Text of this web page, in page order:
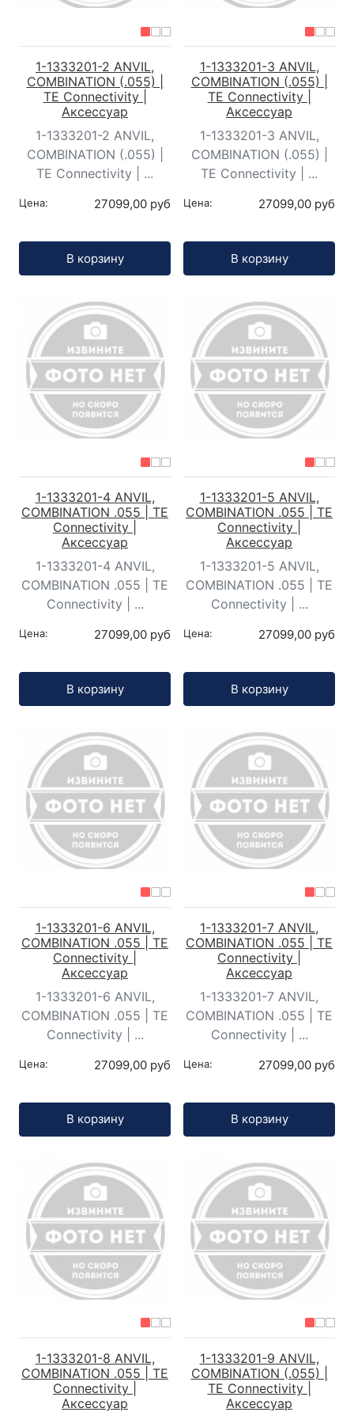
1-1333201-2 ANVIL,
COMBINATION (.055) |
TE Connectivity |
Аксессуар
1-1333201-2 ANVIL,
COMBINATION (.055) |
TE Connectivity | ...
Цена: 27099,00 руб
В корзину
1-1333201-3 ANVIL,
COMBINATION (.055) |
TE Connectivity |
Аксессуар
1-1333201-3 ANVIL,
COMBINATION (.055) |
TE Connectivity | ...
Цена: 27099,00 руб
В корзину
1-1333201-4 ANVIL,
COMBINATION .055 | TE
Connectivity |
Аксессуар
1-1333201-4 ANVIL,
COMBINATION .055 | TE
Connectivity | ...
Цена: 27099,00 руб
В корзину
1-1333201-5 ANVIL,
COMBINATION .055 | TE
Connectivity |
Аксессуар
1-1333201-5 ANVIL,
COMBINATION .055 | TE
Connectivity | ...
Цена: 27099,00 руб
В корзину
1-1333201-6 ANVIL,
COMBINATION .055 | TE
Connectivity |
Аксессуар
1-1333201-6 ANVIL,
COMBINATION .055 | TE
Connectivity | ...
Цена: 27099,00 руб
В корзину
1-1333201-7 ANVIL,
COMBINATION .055 | TE
Connectivity |
Аксессуар
1-1333201-7 ANVIL,
COMBINATION .055 | TE
Connectivity | ...
Цена: 27099,00 руб
В корзину
1-1333201-8 ANVIL,
COMBINATION .055 | TE
Connectivity |
Аксессуар
1-1333201-9 ANVIL,
COMBINATION (.055) |
TE Connectivity |
Аксессуар